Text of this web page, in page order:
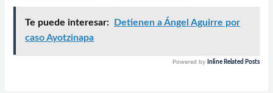
Te puede interesar:
Detienen a Ángel Aguirre por
caso Ayotzinapa
Powered by Inline Related Posts